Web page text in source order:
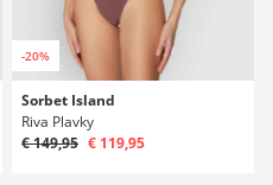
-20%
Sorbet Island
Riva Plavky
€ 149,95 € 119,95